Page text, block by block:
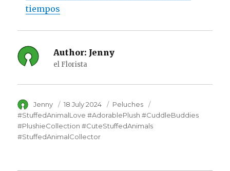
tiempos
Author: Jenny
el Florista
Author
Jenny
Posted
on
18 July 2024 Category
Peluches
#StuffedAnimalLove #AdorablePlush #CuddleBuddies
#PlushieCollection #CuteStuffedAnimals
#StuffedAnimalCollector